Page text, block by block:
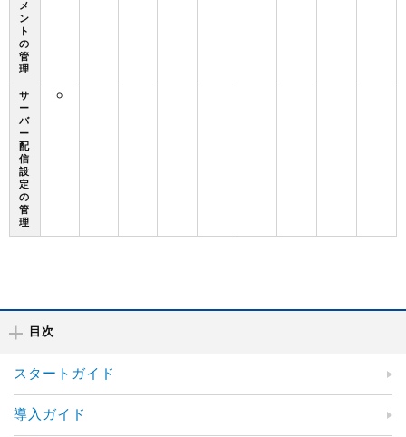
メ
ン
ト
の
管
理
サ
ー
バ
ー
配
信
設
定
の
管
理
○
目次
スタートガイド
導入ガイド